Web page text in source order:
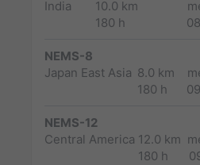
India
10.0 km
180 h
NEMS-8
Japan East Asia 8.0 km
180 h
NEMS-12
Central America 12.0 km
180 h